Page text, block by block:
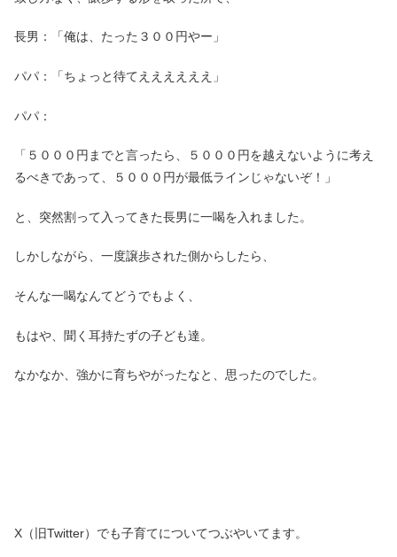
長男：「俺は、たった３００円やー」
パパ：「ちょっと待てええええええ」
パパ：
「５０００円までと言ったら、５０００円を越えないように考え
るべきであって、５０００円が最低ラインじゃないぞ！」
と、突然割って入ってきた長男に一喝を入れました。
しかしながら、一度譲歩された側からしたら、
そんな一喝なんてどうでもよく、
もはや、聞く耳持たずの子ども達。
なかなか、強かに育ちやがったなと、思ったのでした。
X（旧Twitter）でも子育てについてつぶやいてます。